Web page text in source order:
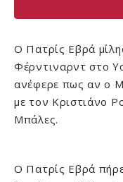
Ο Πατρίς Εβρά
Φέρντιναρντ στο
ανέφερε πως αν ο
με τον Κριστιάνο
Μπάλες.
Ο Πατρίς Εβρά